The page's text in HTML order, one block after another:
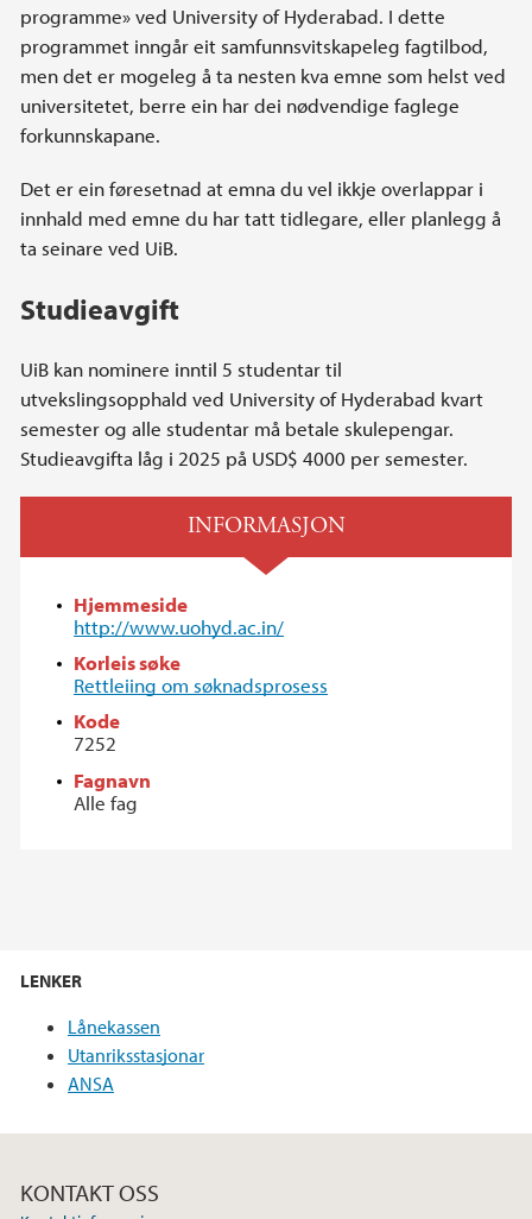
programme» ved University of Hyderabad. I dette
programmet inngår eit samfunnsvitskapeleg fagtilbod,
men det er mogeleg å ta nesten kva emne som helst ved
universitetet, berre ein har dei nødvendige faglege
forkunnskapane.
Det er ein føresetnad at emna du vel ikkje overlappar i
innhald med emne du har tatt tidlegare, eller planlegg å
ta seinare ved UiB.
Studieavgift
UiB kan nominere inntil 5 studentar til
utvekslingsopphald ved University of Hyderabad kvart
semester og alle studentar må betale skulepengar.
Studieavgifta låg i 2025 på USD$ 4000 per semester.
INFORMASJON
Hjemmeside
http://www.uohyd.ac.in/
Korleis søke
Rettleiing om søknadsprosess
Kode
7252
Fagnavn
Alle fag
LENKER
Lånekassen
Utanriksstasjonar
ANSA
KONTAKT OSS